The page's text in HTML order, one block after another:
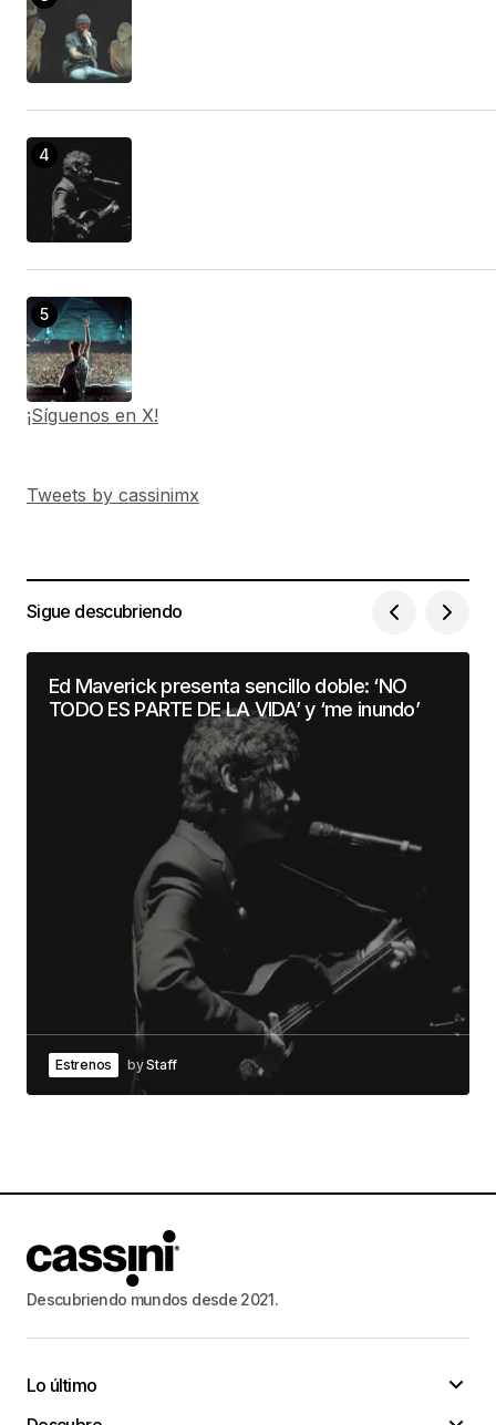
¡Síguenos en X!
Tweets by cassinimx
Sigue descubriendo
Ed Maverick presenta sencillo doble: ‘NO
TODO ES PARTE DE LA VIDA’ y ‘me inundo’
Estrenos byStaff
Descubriendo mundos desde 2021.
Lo último